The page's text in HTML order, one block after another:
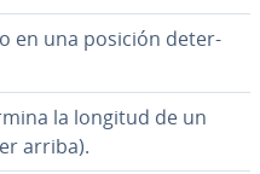
en una posición de­te­r­
la longitud de un
arriba).